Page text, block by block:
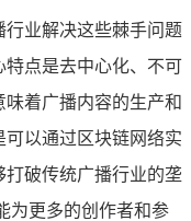
业解决这些棘手问题
点是去中心化、不可
着广播内容的生产和
以通过区块链网络实
破传统广播行业的垄
为更多的创作者和参